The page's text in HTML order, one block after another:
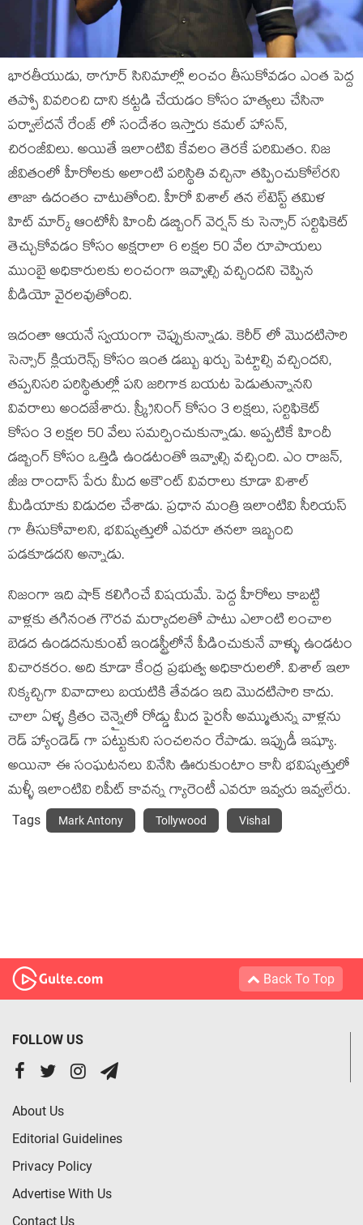
భారతీయుడు, ఠాగూర్ సినిమాల్లో లంచం తీసుకోవడం ఎంత పెద్ద
తప్పో వివరించి దాని కట్టడి చేయడం కోసం హత్యలు చేసినా
పర్వాలేదనే రేంజ్ లో సందేశం ఇస్తారు కమల్ హాసన్,
చిరంజీవిలు. అయితే ఇలాంటివి కేవలం తెరకే పరిమితం. నిజ
జీవితంలో హీరోలకు అలాంటి పరిస్థితి వచ్చినా తప్పించుకోలేరని
తాజా ఉదంతం చాటుతోంది. హీరో విశాల్ తన లేటెస్ట్ తమిళ
హిట్ మార్క్ ఆంటోనీ హిందీ డబ్బింగ్ వెర్షన్ కు సెన్సార్ సర్టిఫికెట్
తెచ్చుకోవడం కోసం అక్షరాలా 6 లక్షల 50 వేల రూపాయలు
ముంబై అధికారులకు లంచంగా ఇవ్వాల్సి వచ్చిందని చెప్పిన
వీడియో వైరలవుతోంది.
ఇదంతా ఆయనే స్వయంగా చెప్పుకున్నాడు. కెరీర్ లో మొదటిసారి
సెన్సార్ క్లియరెన్స్ కోసం ఇంత డబ్బు ఖర్చు పెట్టాల్సి వచ్చిందని,
తప్పనిసరి పరిస్థితుల్లో పని జరిగాక బయట పెడుతున్నానని
వివరాలు అందజేశారు. స్క్రీనింగ్ కోసం 3 లక్షలు, సర్టిఫికెట్
కోసం 3 లక్షల 50 వేలు సమర్పించుకున్నాడు. అప్పటికే హిందీ
డబ్బింగ్ కోసం ఒత్తిడి ఉండటంతో ఇవ్వాల్సి వచ్చింది. ఎం రాజన్,
జీజ రాందాస్ పేరు మీద అకౌంట్ వివరాలు కూడా విశాల్
మీడియాకు విడుదల చేశాడు. ప్రధాన మంత్రి ఇలాంటివి సీరియస్
గా తీసుకోవాలని, భవిష్యత్తులో ఎవరూ తనలా ఇబ్బంది
పడకూడదని అన్నాడు.
నిజంగా ఇది షాక్ కలిగించే విషయమే. పెద్ద హీరోలు కాబట్టి
వాళ్లకు తగినంత గౌరవ మర్యాదలతో పాటు ఎలాంటి లంచాల
బెడద ఉండదనుకుంటే ఇండస్ట్రీలోనే పీడించుకునే వాళ్ళు ఉండటం
విచారకరం. అది కూడా కేంద్ర ప్రభుత్వ అధికారులలో. విశాల్ ఇలా
నిక్కచ్చిగా వివాదాలు బయటికి తేవడం ఇది మొదటిసారి కాదు.
చాలా ఏళ్ళ క్రితం చెన్నైలో రోడ్డు మీద పైరసీ అమ్ముతున్న వాళ్లను
రెడ్ హ్యాండెడ్ గా పట్టుకుని సంచలనం రేపాడు. ఇప్పుడీ ఇష్యూ.
అయినా ఈ సంఘటనలు వినేసి ఊరుకుంటాం కానీ భవిష్యత్తులో
మళ్ళీ ఇలాంటివి రిపీట్ కావన్న గ్యారెంటీ ఎవరూ ఇవ్వరు ఇవ్వలేరు.
Tags Mark Antony Tollywood Vishal
Back To Top
FOLLOW US
About Us
Editorial Guidelines
Privacy Policy
Advertise With Us
Contact Us